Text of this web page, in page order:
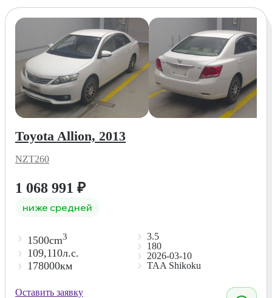
Toyota Allion, 2013
NZT260
1 068 991 ₽
ниже средней
1500cm3
109,110л.с.
178000км
3.5
180
2026-03-10
TAA Shikoku
Оставить заявку